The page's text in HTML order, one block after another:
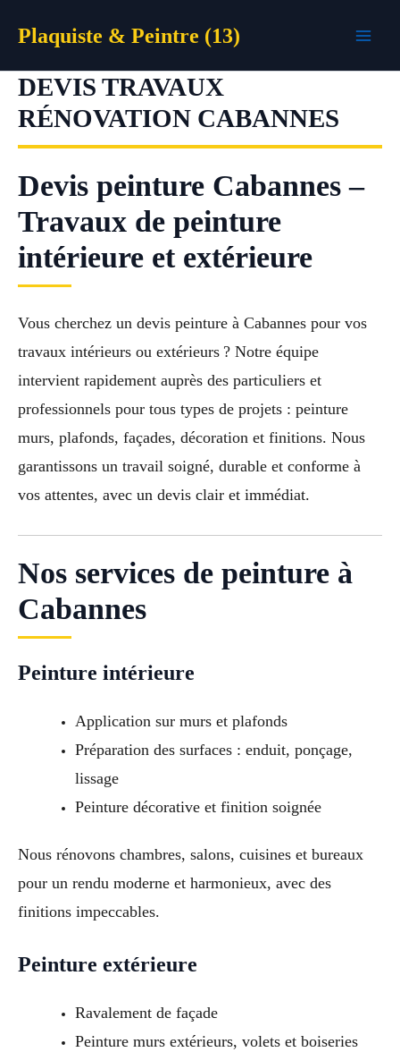
Plaquiste & Peintre (13)
DEVIS TRAVAUX
RÉNOVATION CABANNES
Devis peinture Cabannes –
Travaux de peinture
intérieure et extérieure
Vous cherchez un devis peinture à Cabannes pour vos
travaux intérieurs ou extérieurs ? Notre équipe
intervient rapidement auprès des particuliers et
professionnels pour tous types de projets : peinture
murs, plafonds, façades, décoration et finitions. Nous
garantissons un travail soigné, durable et conforme à
vos attentes, avec un devis clair et immédiat.
Nos services de peinture à
Cabannes
Peinture intérieure
Application sur murs et plafonds
Préparation des surfaces : enduit, ponçage,
lissage
Peinture décorative et finition soignée
Nous rénovons chambres, salons, cuisines et bureaux
pour un rendu moderne et harmonieux, avec des
finitions impeccables.
Peinture extérieure
Ravalement de façade
Peinture murs extérieurs, volets et boiseries